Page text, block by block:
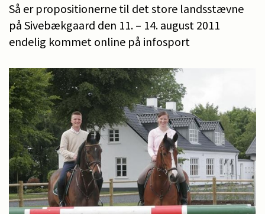
Så er propositionerne til det store landsstævne
på Sivebækgaard den 11. – 14. august 2011
endelig kommet online på infosport